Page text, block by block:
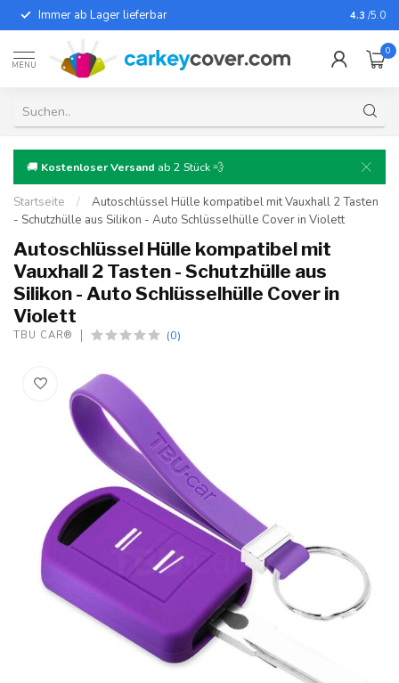
Immer ab Lager lieferbar Für fast
4.3 /5.0
MENU
0
🚚 Kostenloser Versand ab 2 Stück 💨
Startseite /
Autoschlüssel Hülle kompatibel mit Vauxhall 2 Tasten
- Schutzhülle aus Silikon - Auto Schlüsselhülle Cover in Violett
Autoschlüssel Hülle kompatibel mit
Vauxhall 2 Tasten - Schutzhülle aus
Silikon - Auto Schlüsselhülle Cover in
Violett
TBU CAR® (0)